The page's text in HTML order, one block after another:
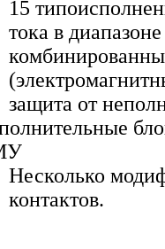
15
тока в
защита от
Несколько
контактов.